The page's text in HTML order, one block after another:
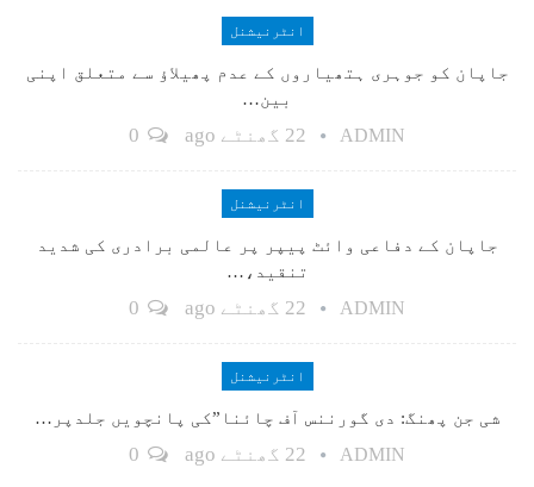
انٹرنیشنل
جاپان کو جوہری ہتھیاروں کے عدم پھیلاؤ سے متعلق اپنی
بین…
ADMIN 22 گھنٹے ago
انٹرنیشنل
جاپان کے دفاعی وائٹ پیپر پر عالمی برادری کی شدید
تنقید،…
ADMIN 22 گھنٹے ago
انٹرنیشنل
شی جن پھنگ: دی گورننس آف چائنا”کی پانچویں جلدپر…
ADMIN 22 گھنٹے ago